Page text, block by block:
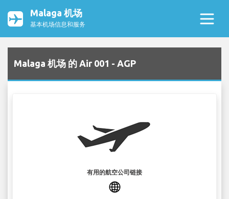
Malaga 机场
基本机场信息和服务
Malaga 机场 的 Air 001 - AGP
有用的航空公司链接